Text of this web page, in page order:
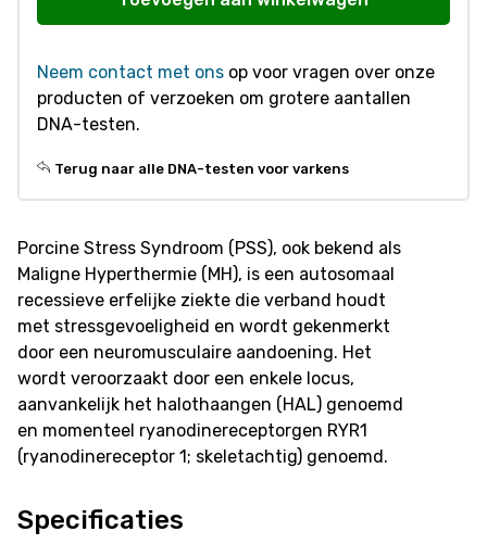
Stress
(PSS)
aantal
Neem contact met ons op voor vragen over onze
producten of verzoeken om grotere aantallen
DNA-testen.
Terug naar alle DNA-testen voor varkens
Porcine Stress Syndroom (PSS), ook bekend als
Maligne Hyperthermie (MH), is een autosomaal
recessieve erfelijke ziekte die verband houdt
met stressgevoeligheid en wordt gekenmerkt
door een neuromusculaire aandoening. Het
wordt veroorzaakt door een enkele locus,
aanvankelijk het halothaangen (HAL) genoemd
en momenteel ryanodinereceptorgen RYR1
(ryanodinereceptor 1; skeletachtig) genoemd.
Specificaties